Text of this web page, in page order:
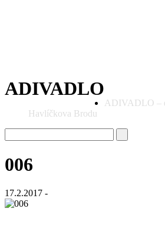
ADIVADLO
ADIVADLO –
Havlíčkova Brodu
006
17.2.2017 -